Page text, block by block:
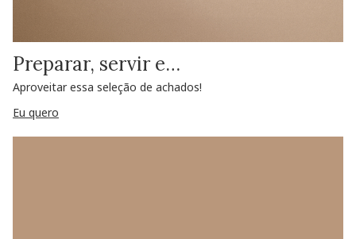
Preparar, servir e…
Aproveitar essa seleção de achados!
Eu quero